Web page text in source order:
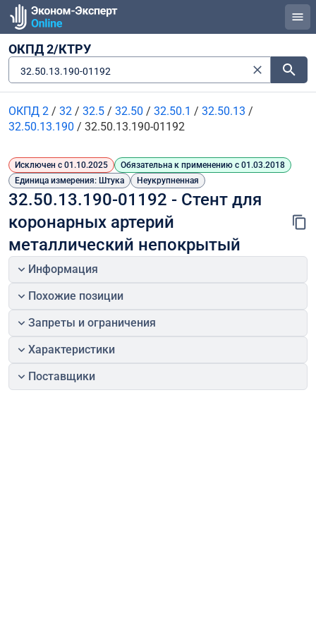
ОКПД 2/КТРУ
32.50.13.190-01192
ОКПД 2 / 32 / 32.5 / 32.50 / 32.50.1 / 32.50.13 /
32.50.13.190 / 32.50.13.190-01192
Исключен с 01.10.2025
Обязательна к применению с 01.03.2018
Единица измерения: Штука
Неукрупненная
32.50.13.190-01192 - Стент для
коронарных артерий
металлический непокрытый
Информация
Похожие позиции
Запреты и ограничения
Характеристики
Поставщики